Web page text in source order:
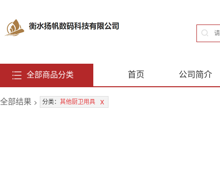
首页 公司简介
全部商品分类
全部结果 > 分类： 其他厨卫用具 x